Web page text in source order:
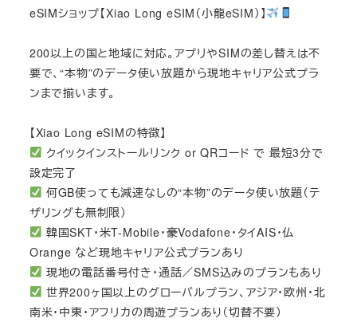
eSIMショップ【Xiao Long eSIM（小龍eSIM）】
200以上の国と地域に対応。アプリやSIMの差し替えは不
要で、“本物”のデータ使い放題から現地キャリア公式プラ
ンまで揃います。
【Xiao Long eSIMの特徴】
クイックインストールリンク or QRコード で 最短3分で
設定完了
何GB使っても減速なしの“本物”のデータ使い放題（テ
ザリングも無制限）
韓国SKT・米T-Mobile・豪Vodafone・タイAIS・仏
Orange など現地キャリア公式プランあり
現地の電話番号付き・通話／SMS込みのプランもあり
世界200ヶ国以上のグローバルプラン、アジア・欧州・北
南米・中東・アフリカの周遊プランあり（切替不要）